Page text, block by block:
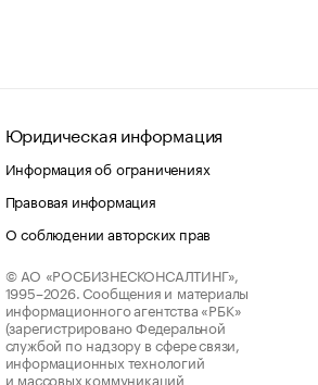
Юридическая информация
Информация об ограничениях
Правовая информация
О соблюдении авторских прав
© АО «РОСБИЗНЕСКОНСАЛТИНГ»,
1995–2026. Сообщения и материалы
информационного агентства «РБК»
(зарегистрировано Федеральной
службой по надзору в сфере связи,
информационных технологий
и массовых коммуникаций